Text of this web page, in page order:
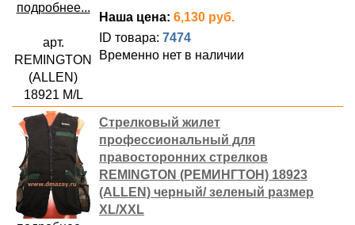
подробнее...
арт.
REMINGTON
(ALLEN)
18921 M/L
Наша цена: 6,130 руб.
ID товара: 7474
Временно нет в наличии
Стрелковый жилет
профессиональный для
правосторонних стрелков
REMINGTON (РЕМИНГТОН) 18923
(ALLEN) черный/ зеленый размер
XL/XXL